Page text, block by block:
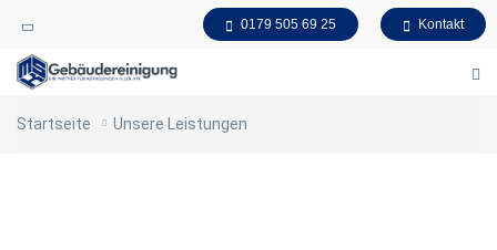
0179 505 69 25 Kontakt
Startseite Unsere Leistungen